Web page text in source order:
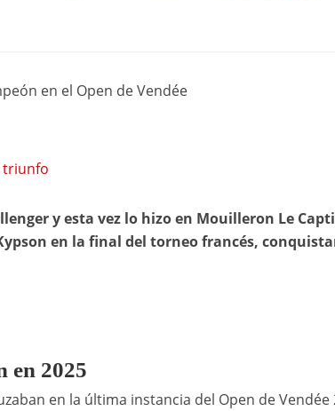
en el Open de Vendée
triunfo
y esta vez lo hizo en Mouilleron Le
en la final del torneo francés,
en 2025
en la última instancia del Open de Vendée